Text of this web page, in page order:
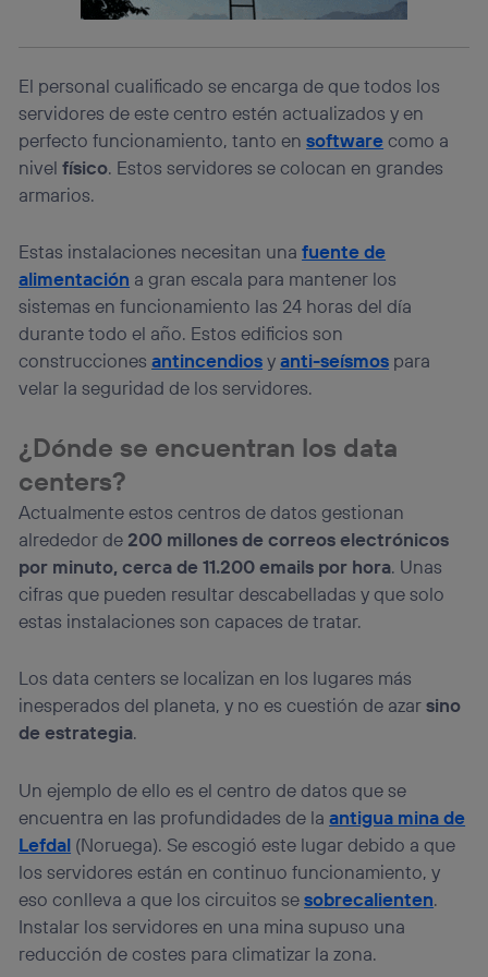
El personal cualificado se encarga de que todos los
servidores de este centro estén actualizados y en
perfecto funcionamiento, tanto ensoftwarecomo a
nivelfísico. Estos servidores se colocan en grandes
armarios.
Estas instalaciones necesitan unafuente de
alimentación a gran escala para mantener los
sistemas en funcionamiento las 24 horas del día
durante todo el año. Estos edificios son
construccionesantincendiosyanti-seísmos para
velar la seguridad de los servidores.
¿Dónde se encuentran los data
centers?
Actualmente estos centros de datos gestionan
alrededor de 200 millones de correos electrónicos
por minuto, cerca de 11.200 emails por hora. Unas
cifras que pueden resultar descabelladas y que solo
estas instalaciones son capaces de tratar.
Los data centers se localizan en los lugares más
inesperados del planeta, y no es cuestión de azarsino
de estrategia.
Un ejemplo de ello es el centro de datos que se
encuentra en las profundidades de laantigua mina de
Lefdal (Noruega). Se escogió este lugar debido a que
los servidores están en continuo funcionamiento, y
eso conlleva a que los circuitos sesobrecalienten.
Instalar los servidores en una mina supuso una
reducción de costes para climatizar la zona.
lo que cualquier persona que conecte su dispositivo y
identificador. Típicamente:
Si utilizas unaconexión de banda ancha
(p. ej., Wi-Fi),
el marketing o análisis se realizará en función de las
actividades de navegación de los miembros del hogar
que hayan dado su consentimiento.
Si utilizasdatos móviles, el marketing será más
personalizado, ya que se basará únicamente en la
Puedes gestionar los consentimientos Utiq seleccionando
“Administrar Utiq” en la parte inferior de esta página web o
visitando el portal de privacidad de Utiq
(“consenthub”). Para más información, consulta
política de privacidad de Utiq